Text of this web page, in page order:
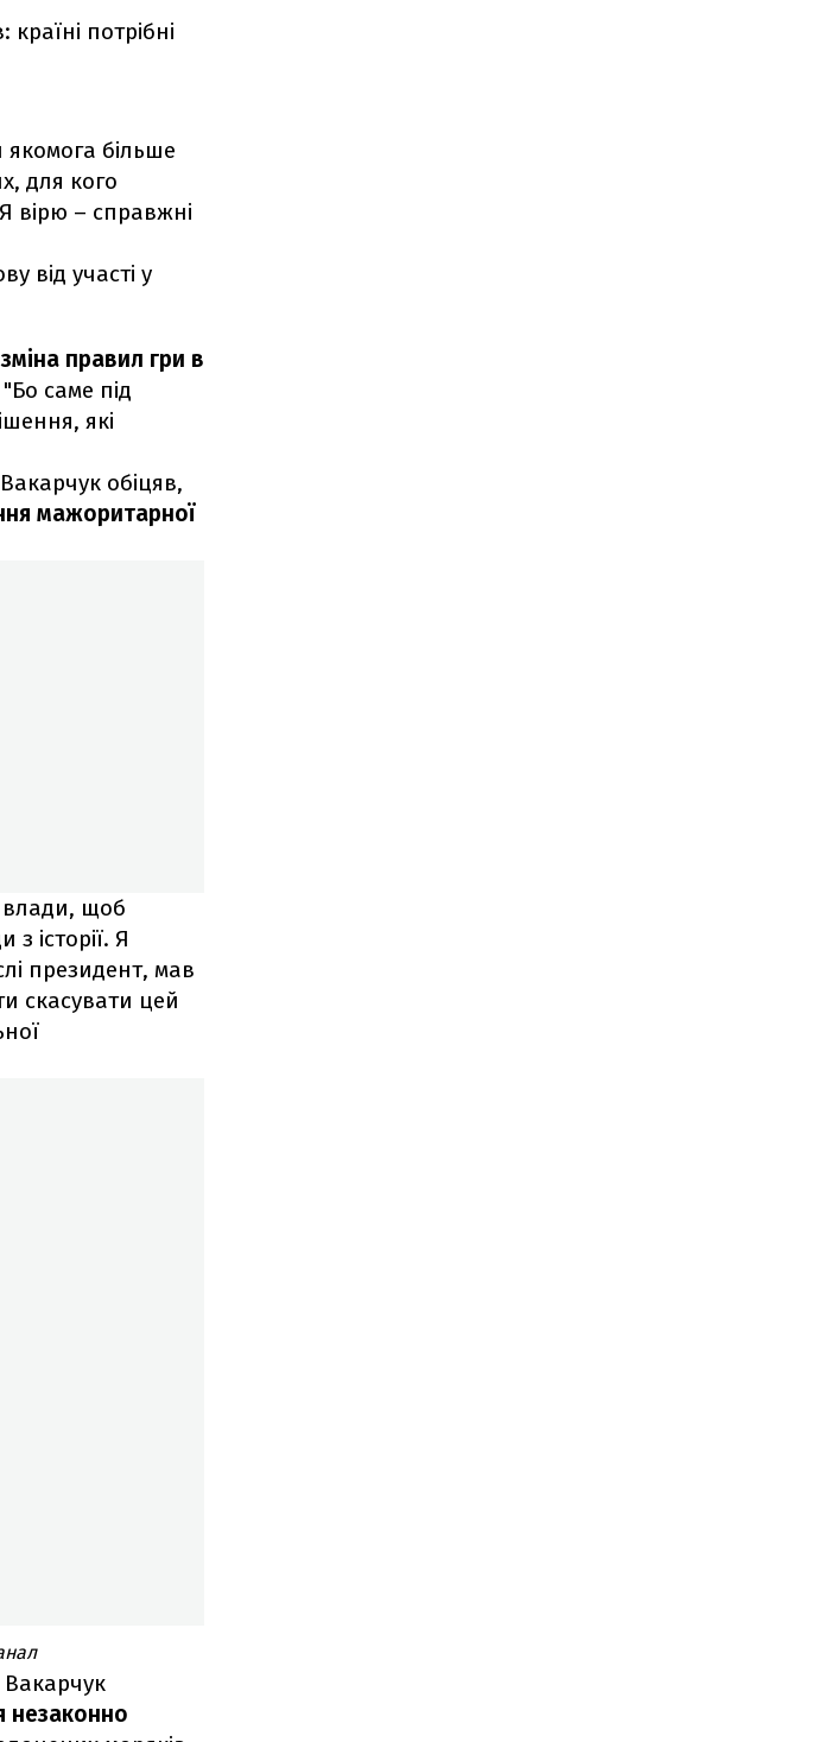
потрібні
більше
для кого
вірю – справжні
від участі у
правил гри в
"Бо саме під
які
обіцяв,
мажоритарної
влади, щоб
історії. Я
президент, мав
скасувати цей
незаконно